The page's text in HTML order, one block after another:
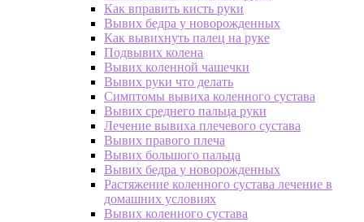
Как вправить кисть руки
Вывих бедра у новорожденных
Как вывихнуть палец на руке
Подвывих колена
Вывих коленной чашечки
Вывих руки что делать
Симптомы вывиха коленного сустава
Вывих среднего пальца руки
Лечение вывиха плечевого сустава
Вывих правого плеча
Вывих большого пальца
Вывих бедра у новорожденных
Растяжение коленного сустава лечение в
домашних условиях
Вывих коленного сустава